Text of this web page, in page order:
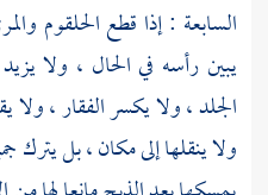
السابعة : إذا قطع الحلقوم
يبين رأسه في الحال ، ولا
الجلد ، ولا يكسر الفقار ،
ولا ينقلها إلى مكان ، بل